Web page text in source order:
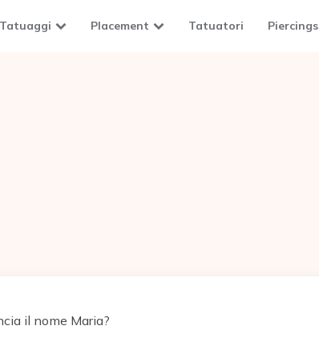
Tatuaggi Placement Tatuatori Piercings
il nome Maria?